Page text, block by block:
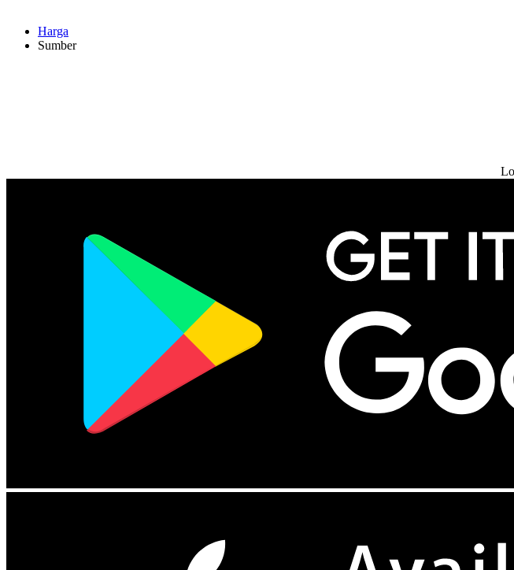
Harga
Sumber